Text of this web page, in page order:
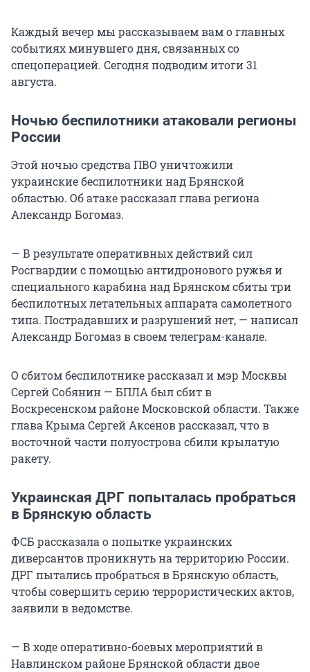
Каждый вечер мы рассказываем вам о главных
событиях минувшего дня, связанных со
спецоперацией. Сегодня подводим итоги 31
августа.
Ночью беспилотники атаковали регионы
России
Этой ночью средства ПВО уничтожили
украинские беспилотники над Брянской
областью. Об атаке рассказал глава региона
Александр Богомаз.
— В результате оперативных действий сил
Росгвардии с помощью антидронового ружья и
специального карабина над Брянском сбиты три
беспилотных летательных аппарата самолетного
типа. Пострадавших и разрушений нет, — написал
Александр Богомаз в своем телеграм-канале.
О сбитом беспилотнике рассказал и мэр Москвы
Сергей Собянин — БПЛА был сбит в
Воскресенском районе Московской области. Также
глава Крыма Сергей Аксенов рассказал, что в
восточной части полуострова сбили крылатую
ракету.
Украинская ДРГ попыталась пробраться
в Брянскую область
ФСБ рассказала о попытке украинских
диверсантов проникнуть на территорию России.
ДРГ пытались пробраться в Брянскую область,
чтобы совершить серию террористических актов,
заявили в ведомстве.
— В ходе оперативно-боевых мероприятий в
Навлинском районе Брянской области двое